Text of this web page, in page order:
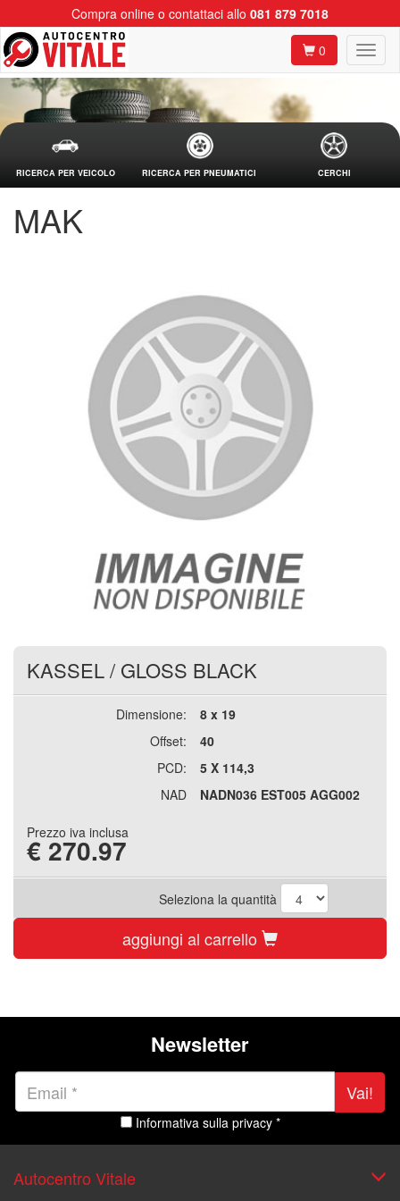
Compra online o contattaci allo 081 879 7018
0
RICERCA PER VEICOLO RICERCA PER PNEUMATICI CERCHI
MAK
KASSEL/ GLOSS BLACK
Dimensione:
8 x 19
Offset:
40
PCD:
5 X 114,3
NAD
NADN036 EST005 AGG002
Prezzo iva inclusa
€ 270.97
Seleziona la quantità
aggiungi al carrello
Newsletter
Vai!
Informativa sulla privacy *
Autocentro Vitale